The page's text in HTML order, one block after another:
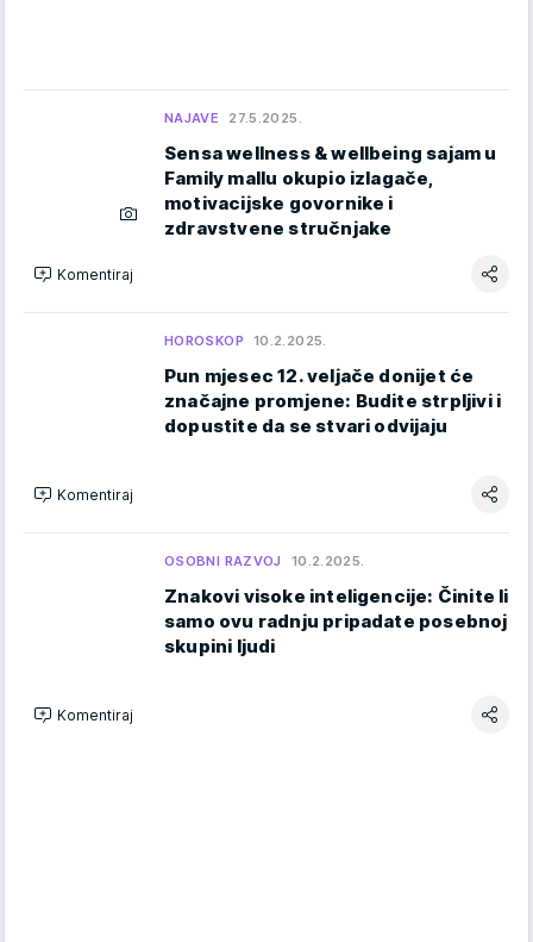
NAJAVE 27.5.2025.
Sensa wellness & wellbeing sajam u
Family mallu okupio izlagače,
motivacijske govornike i
zdravstvene stručnjake
Komentiraj
HOROSKOP 10.2.2025.
Pun mjesec 12. veljače donijet će
značajne promjene: Budite strpljivi i
dopustite da se stvari odvijaju
Komentiraj
OSOBNI RAZVOJ 10.2.2025.
Znakovi visoke inteligencije: Činite li
samo ovu radnju pripadate posebnoj
skupini ljudi
Komentiraj